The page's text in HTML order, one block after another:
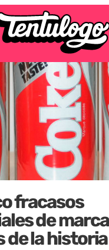
fracasos
de
de la historia